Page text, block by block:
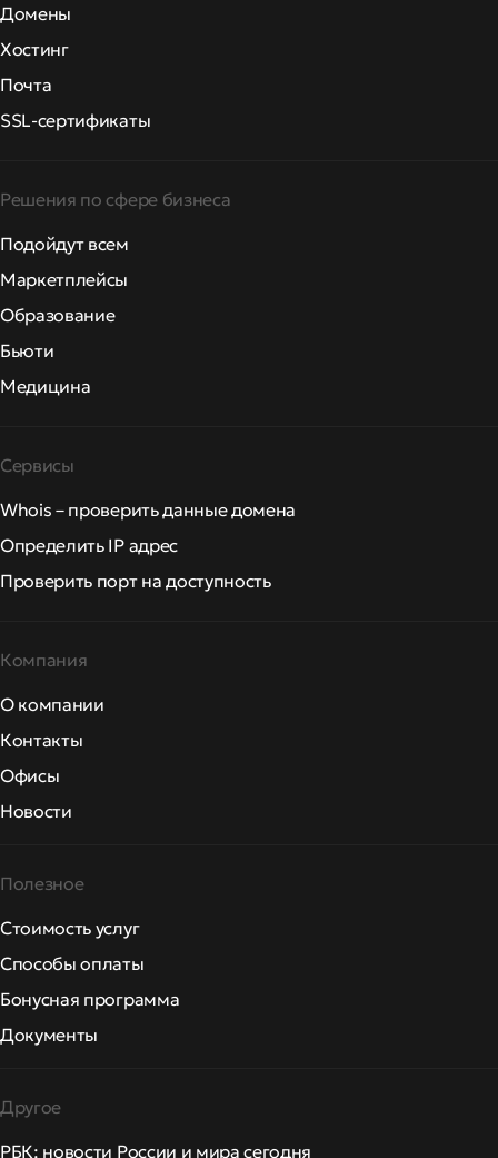
Домены
Хостинг
Почта
SSL-сертификаты
Решения по сфере бизнеса
Подойдут всем
Маркетплейсы
Образование
Бьюти
Медицина
Сервисы
Whois – проверить данные домена
Определить IP адрес
Проверить порт на доступность
Компания
О компании
Контакты
Офисы
Новости
Полезное
Стоимость услуг
Способы оплаты
Бонусная программа
Документы
Другое
РБК: новости России и мира сегодня